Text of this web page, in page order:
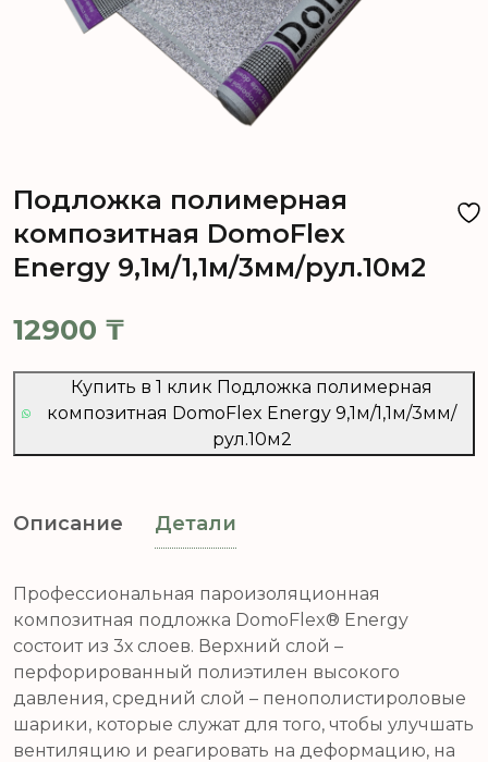
Подложка полимерная
композитная DomoFlex
Energy 9,1м/1,1м/3мм/рул.10м2
12900 ₸
Купить в 1 клик Подложка полимерная
композитная DomoFlex Energy 9,1м/1,1м/3мм/
рул.10м2
Описание Детали
Профессиональная пароизоляционная
композитная подложка DomoFlex® Energy
состоит из 3х слоев. Верхний слой –
перфорированный полиэтилен высокого
давления, средний слой – пенополистироловые
шарики, которые служат для того, чтобы улучшать
вентиляцию и реагировать на деформацию, на